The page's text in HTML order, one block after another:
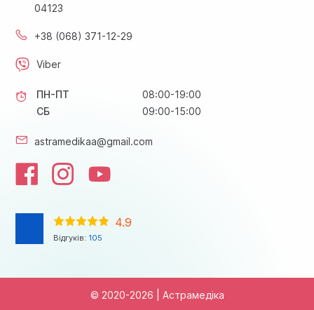
04123
+38 (068) 371-12-29
Viber
ПН-ПТ
08:00-19:00
СБ
09:00-15:00
astramedikaa@gmail.com
4.9
Відгуків: 105
© 2020-2026 | Астрамедіка